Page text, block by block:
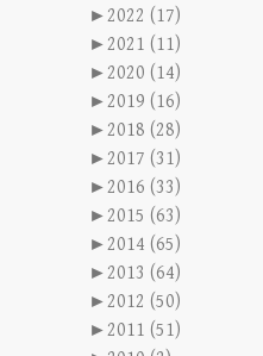
►2022 (17)
►2021 (11)
►2020 (14)
►2019 (16)
►2018 (28)
►2017 (31)
►2016 (33)
►2015 (63)
►2014 (65)
►2013 (64)
►2012 (50)
►2011 (51)